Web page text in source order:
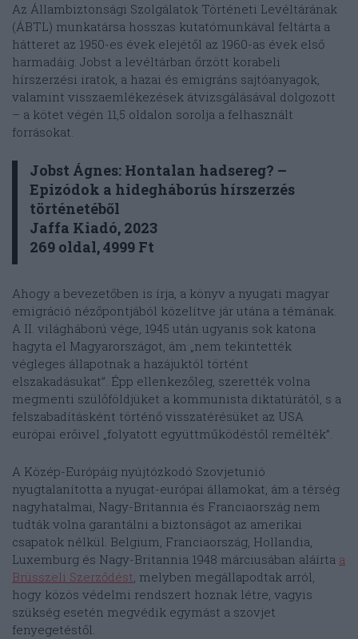
Az Állambiztonsági Szolgálatok Történeti Levéltárának
(ÁBTL) munkatársa hosszas kutatómunkával feltárta a
hátteret az 1950-es évek elejétől az 1960-as évek első
harmadáig. Jobst a levéltárban őrzött korabeli
hírszerzési iratok, a hazai és emigráns sajtóanyagok,
valamint visszaemlékezések átvizsgálásával dolgozott
– a kötet végén 11,5 oldalon sorolja a felhasznált
forrásokat.
Jobst Ágnes: Hontalan hadsereg? –
Epizódok a hidegháborús hírszerzés
történetéből
Jaffa Kiadó, 2023
269 oldal, 4999 Ft
Ahogy a bevezetőben is írja, a könyv a nyugati magyar
emigráció nézőpontjából közelítve jár utána a témának.
A II. világháború vége, 1945 után ugyanis sok katona
hagyta el Magyarországot, ám „nem tekintették
végleges állapotnak a hazájuktól történt
elszakadásukat”. Épp ellenkezőleg, szerették volna
megmenti szülőföldjüket a kommunista diktatúrától, s a
felszabadításként történő visszatérésüket az USA
európai erőivel „folyatott együttműködéstől remélték”.
A Közép-Európáig nyújtózkodó Szovjetunió
nyugtalanította a nyugat-európai államokat, ám a térség
nagyhatalmai, Nagy-Britannia és Franciaország nem
tudták volna garantálni a biztonságot az amerikai
csapatok nélkül. Belgium, Franciaország, Hollandia,
Luxemburg és Nagy-Britannia 1948 márciusában aláírta a
Brüsszeli Szerződést, melyben megállapodtak arról,
hogy közös védelmi rendszert hoznak létre, vagyis
szükség esetén megvédik egymást a szovjet
fenyegetéstől.